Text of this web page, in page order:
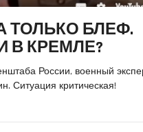
ТОЛЬКО БЛЕФ.
В КРЕМЛЕ?
России, военный
Ситуация критическая!